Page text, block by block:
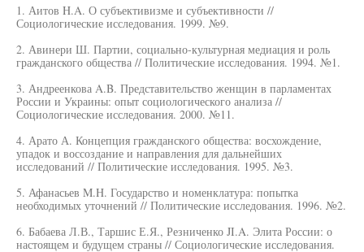
1. Аитов H.A. О субъективизме и субъективности //
Социологические исследования. 1999. №9.
2. Авинери Ш. Партии, социально-культурная медиация и роль
гражданского общества // Политические исследования. 1994. №1.
3. Андреенкова A.B. Представительство женщин в парламентах
России и Украины: опыт социологического анализа //
Социологические исследования. 2000. №11.
4. Арато А. Концепция гражданского общества: восхождение,
упадок и воссоздание и направления для дальнейших
исследований // Политические исследования. 1995. №3.
5. Афанасьев M.H. Государство и номенклатура: попытка
необходимых уточнений // Политические исследования. 1996. №2.
6. Бабаева Л.В., Таршис Е.Я., Резниченко JI.A. Элита России: о
настоящем и будущем страны // Социологические исследования.